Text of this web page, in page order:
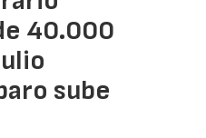
40.000
sube